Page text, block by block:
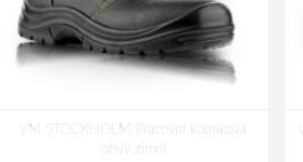
VM STOCKHOLM Pracovní kotníková
obuv zimní